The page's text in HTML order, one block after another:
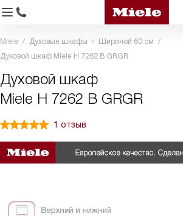
Miele Духовые шкафы
Шириной 60 см
Духовой шкаф Miele H 7262 B GRGR
Духовой шкаф
Miele H 7262 B GRGR
1 отзыв